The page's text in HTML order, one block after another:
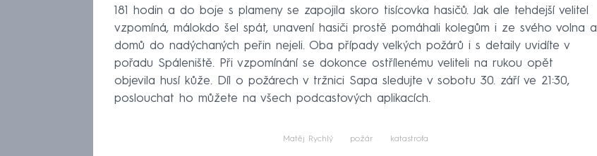
181 hodin a do boje s plameny se zapojila skoro tisícovka hasičů. Jak ale tehdejší velitel
vzpomíná, málokdo šel spát, unavení hasiči prostě pomáhali kolegům i ze svého volna a
domů do nadýchaných peřin nejeli. Oba případy velkých požárů i s detaily uvidíte v
pořadu Spáleniště. Při vzpomínání se dokonce ostřílenému veliteli na rukou opět
objevila husí kůže. Díl o požárech v tržnici Sapa sledujte v sobotu 30. září ve 21:30,
poslouchat ho můžete na všech podcastových aplikacích.
Matěj Rychlý požár katastrofa